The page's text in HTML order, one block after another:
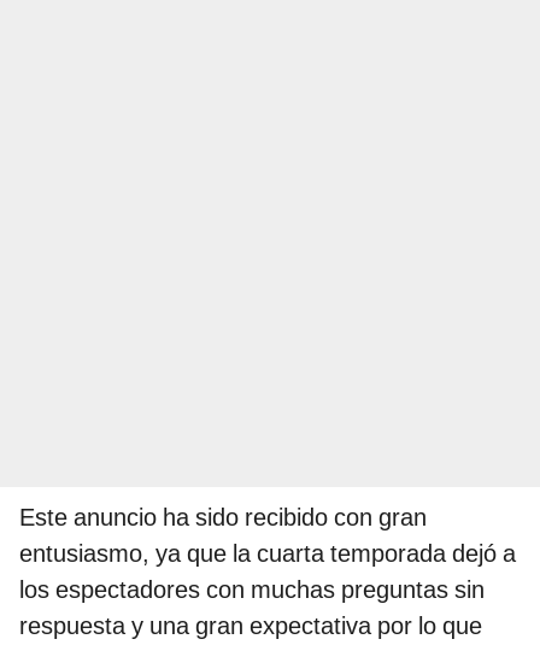
Este anuncio ha sido recibido con gran
entusiasmo, ya que la cuarta temporada dejó a
los espectadores con muchas preguntas sin
respuesta y una gran expectativa por lo que